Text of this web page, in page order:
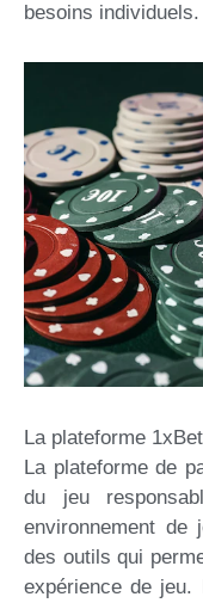
besoins individuels.
La plateforme
La plateforme de
du jeu
environnement
des outils qui
expérience de jeu.